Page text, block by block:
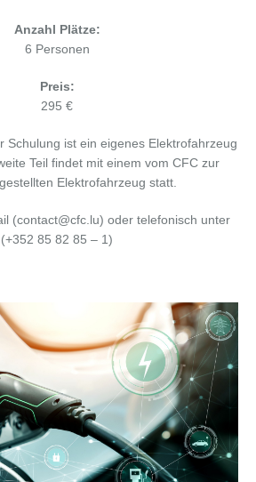
Anzahl Plätze:
6 Personen
Preis:
295 €
Schulung ist ein eigenes Elektrofahrzeug
Teil findet mit einem vom CFC zur
Elektrofahrzeug statt.
(contact@cfc.lu) oder telefonisch unter
(+352 85 82 85 – 1)